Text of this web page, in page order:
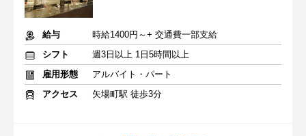
給与
時給1400円～+ 交通費一部支給
シフト
週3日以上 1日5時間以上
雇用形態
アルバイト・パート
アクセス
矢場町駅 徒歩3分